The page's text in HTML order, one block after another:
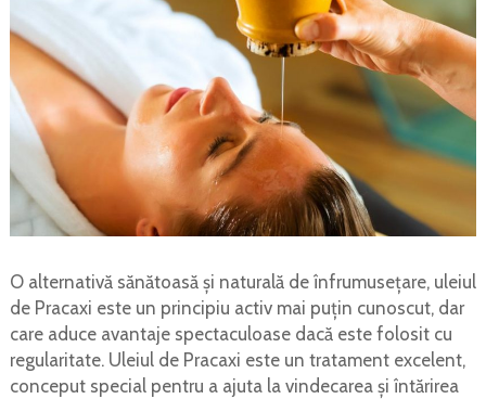
O alternativă sănătoasă şi naturală de înfrumuseţare, uleiul
de Pracaxi este un principiu activ mai puţin cunoscut, dar
care aduce avantaje spectaculoase dacă este folosit cu
regularitate. Uleiul de Pracaxi este un tratament excelent,
conceput special pentru a ajuta la vindecarea și întărirea